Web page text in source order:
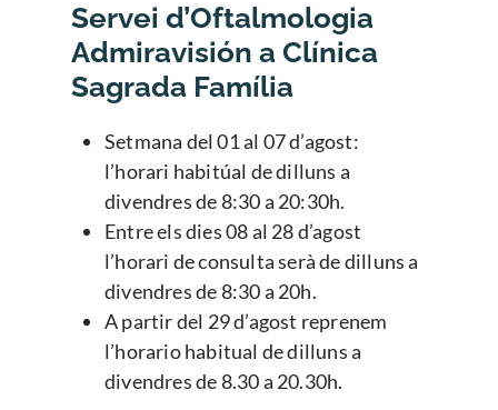
Servei d’Oftalmologia
Admiravisión a Clínica
Sagrada Família
Setmana del 01 al 07 d’agost:
l’horari habitúal de dilluns a
divendres de 8:30 a 20:30h.
Entre els dies 08 al 28 d’agost
l’horari de consulta serà de dilluns a
divendres de 8:30 a 20h.
A partir del 29 d’agost reprenem
l’horario habitual de dilluns a
divendres de 8.30 a 20.30h.